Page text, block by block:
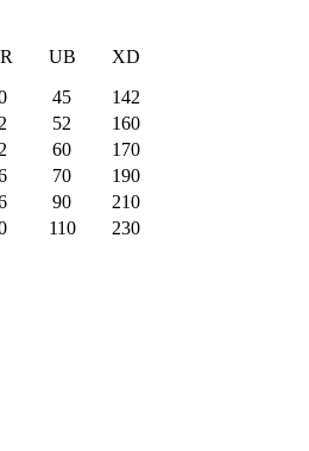
UB
XD
45
142
52
160
60
170
70
190
90
210
110 230